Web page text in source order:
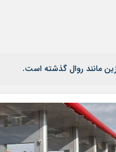
مانند روال گذشته است.